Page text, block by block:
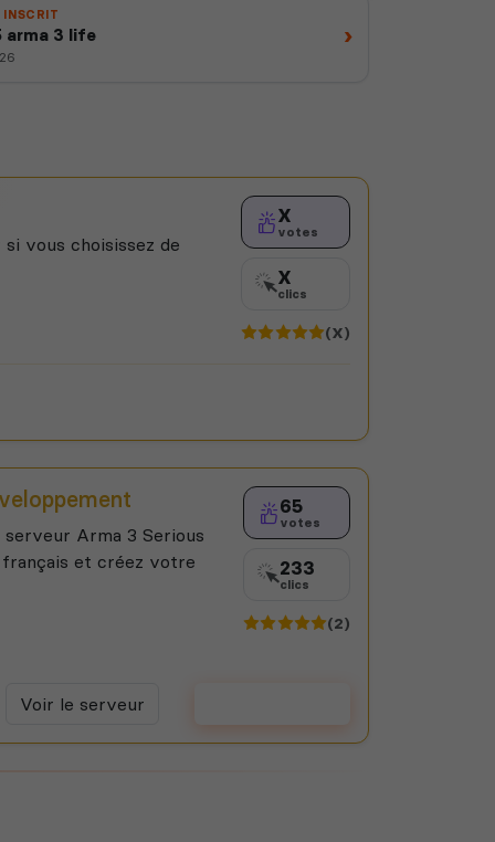
INSCRIT
arma 3 life ›
vous choisissez de
X
votes
X
clics
(X)
Arma 3 Serious
français et créez votre
65
votes
233
clics
(2)
Voir le serveur